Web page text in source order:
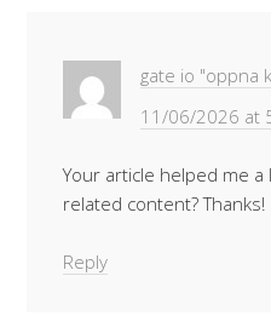
gate io "oppna
11/06/2026 at
Your article helped me
related content? Thanks!
Reply